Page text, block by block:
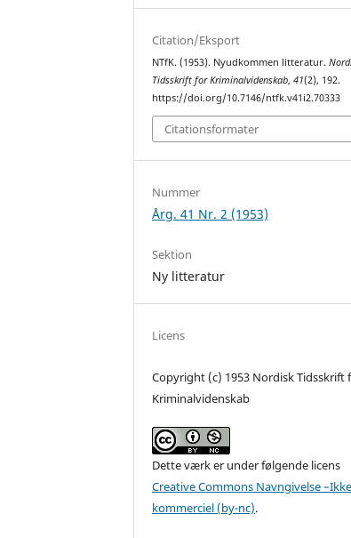
Citation/Eksport
NTfK. (1953). Nyudkommen litteratur.
Tidsskrift for Kriminalvidenskab,41(2), 192.
https://doi.org/10.7146/ntfk.v41i2.70333
Citationsformater
Nummer
Årg. 41 Nr. 2 (1953)
Sektion
Ny litteratur
Licens
Copyright (c) 1953 Nordisk Tidsskrift
Kriminalvidenskab
Dette værk er under følgende licens
Creative Commons Navngivelse
kommerciel (by-nc).